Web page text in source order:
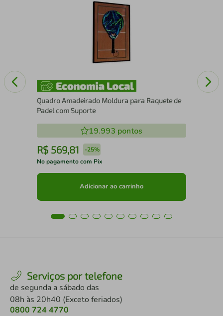
Quadro Amadeirado Moldura para Raquete de
Padel com Suporte
19.993 pontos
R$ 569,81 -25%
No pagamento com Pix
Adicionar ao carrinho
Serviços por telefone
de segunda a sábado das
08h às 20h40 (Exceto feriados)
0800 724 4770